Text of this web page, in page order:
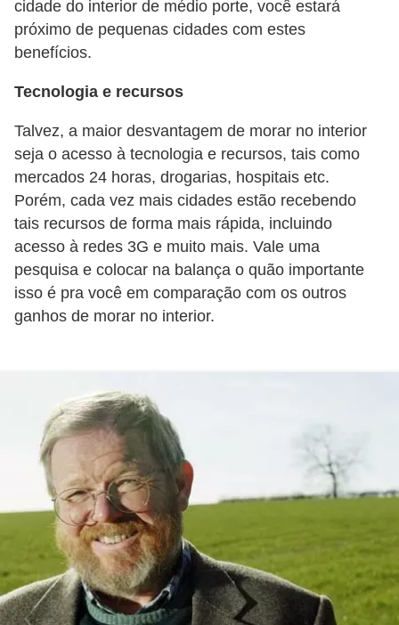
cidade do interior de médio porte, você estará
próximo de pequenas cidades com estes
benefícios.
Tecnologia e recursos
Talvez, a maior desvantagem de morar no interior
seja o acesso à tecnologia e recursos, tais como
mercados 24 horas, drogarias, hospitais etc.
Porém, cada vez mais cidades estão recebendo
tais recursos de forma mais rápida, incluindo
acesso à redes 3G e muito mais. Vale uma
pesquisa e colocar na balança o quão importante
isso é pra você em comparação com os outros
ganhos de morar no interior.
M
T
E
R
c
u
r
s
o
s
H
o
s
ó
g